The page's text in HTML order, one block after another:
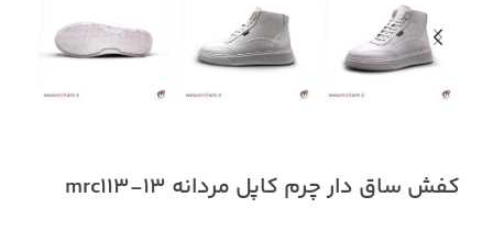
کفش ساق دار چرم کاپل مردانه mrc113-13